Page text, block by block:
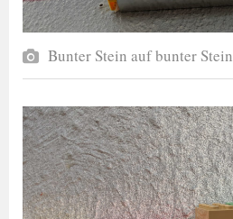
Bunter Stein auf bunter Stein